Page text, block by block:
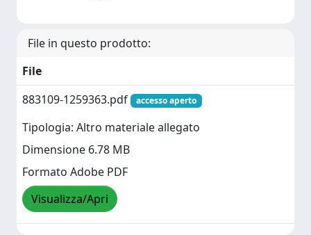
File in questo prodotto:
File
883109-1259363.pdf
accesso aperto
Tipologia: Altro materiale allegato
Dimensione 6.78 MB
Formato Adobe PDF
Visualizza/Apri